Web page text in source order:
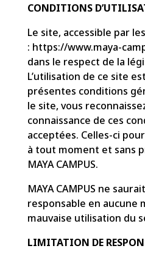
CONDITIONS
Le site, accessible par
: https://www.maya-
dans le respect de la
L’utilisation de ce site
présentes conditions
le site, vous
connaissance de ces
acceptées. Celles-ci
à tout moment et sans
MAYA CAMPUS.
MAYA CAMPUS ne
responsable en aucune
mauvaise utilisation du
LIMITATION DE